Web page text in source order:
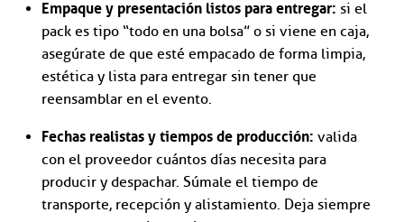
Empaque y presentación listos para entregar: si el
pack es tipo “todo en una bolsa” o si viene en caja,
asegúrate de que esté empacado de forma limpia,
estética y lista para entregar sin tener que
reensamblar en el evento.
Fechas realistas y tiempos de producción: valida
con el proveedor cuántos días necesita para
producir y despachar. Súmale el tiempo de
transporte, recepción y alistamiento. Deja siempre